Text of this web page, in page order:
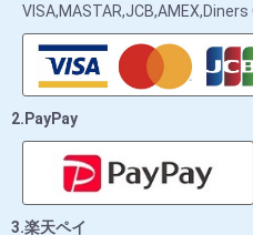
VISA,MASTAR,JCB,AMEX,Diners
2.PayPay
3.楽天ペイ